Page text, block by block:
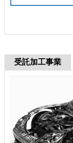
受託加工事業